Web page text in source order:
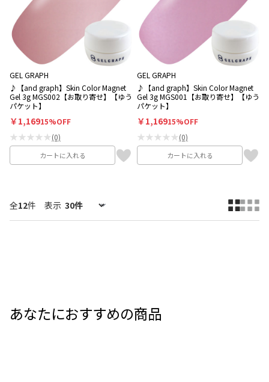
GEL GRAPH
♪【and graph】Skin Color Magnet
Gel 3g MGS002【お取り寄せ】【ゆう
パケット】
￥1,16915%OFF
★★★★★(0)
カートに入れる
GEL GRAPH
♪【and graph】Skin Color Magnet
Gel 3g MGS001【お取り寄せ】【ゆう
パケット】
￥1,16915%OFF
★★★★★(0)
カートに入れる
全12件 表示
あなたにおすすめの商品